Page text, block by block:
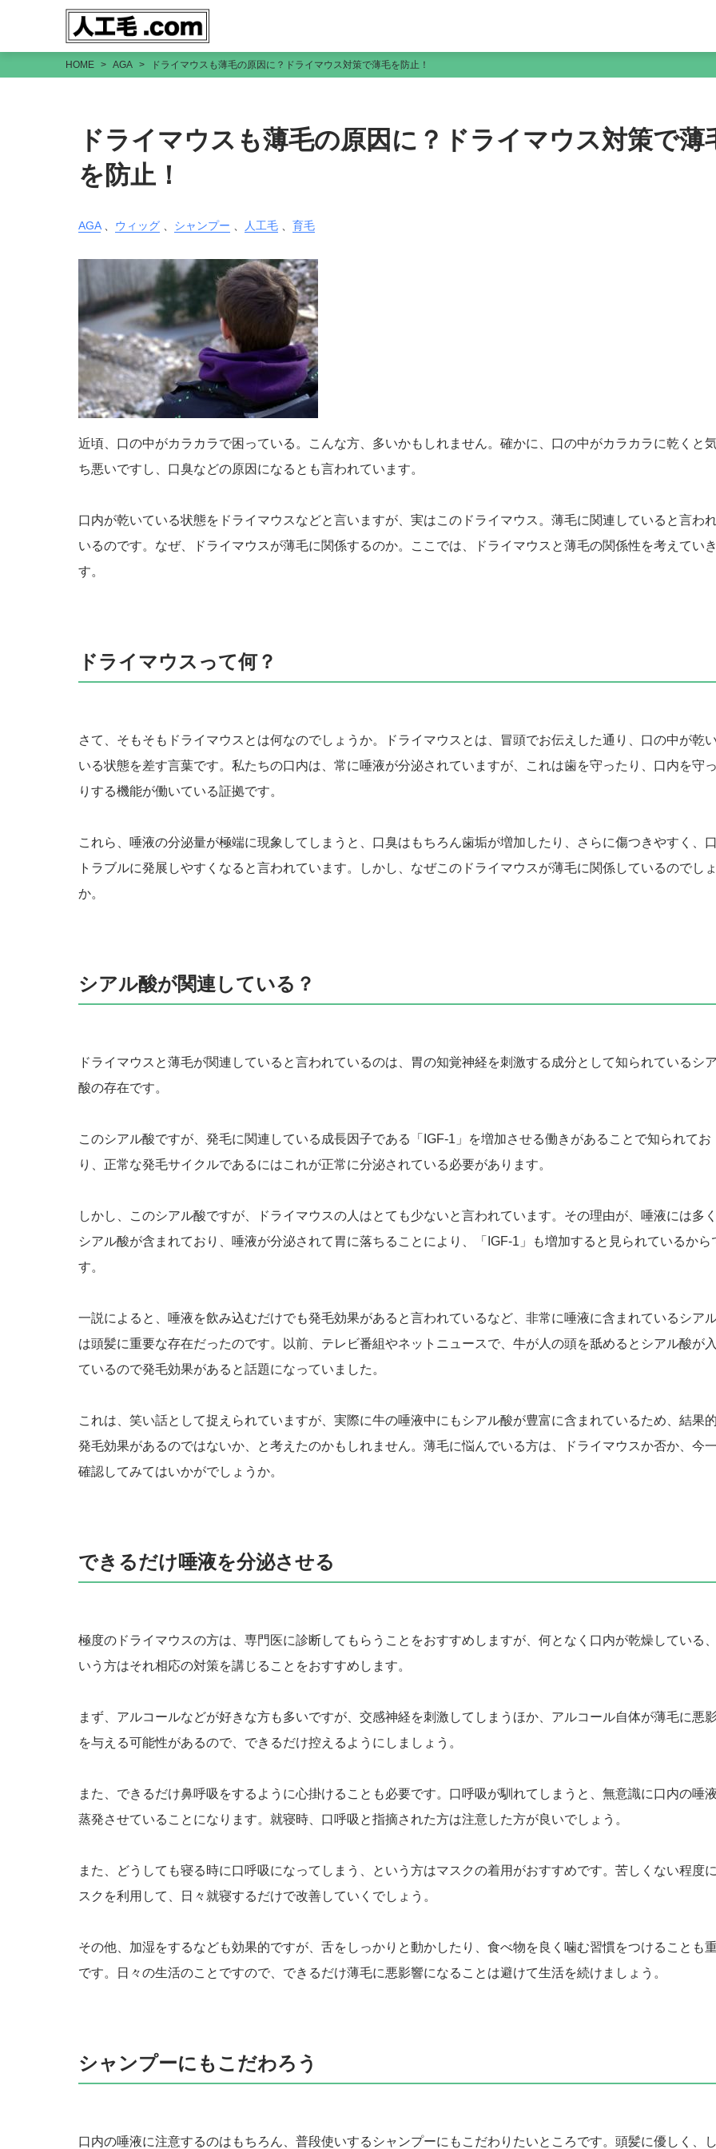
HOME AGA ドライマウスも薄毛の原因に？ドライマウス対策で薄毛を防止！
ドライマウスも薄毛の原因に？ドライマウス対策で薄
を防止！
AGA、 ウィッグ シャンプー 人工毛 育毛
近頃、口の中がカラカラで困っている。こんな方、多いかもしれません。確かに、口の中がカラカラに乾くと
ち悪いですし、口臭などの原因になるとも言われています。
口内が乾いている状態をドライマウスなどと言いますが、実はこのドライマウス。薄毛に関連していると言わ
いるのです。なぜ、ドライマウスが薄毛に関係するのか。ここでは、ドライマウスと薄毛の関係性を考えてい
す。
ドライマウスって何？
さて、そもそもドライマウスとは何なのでしょうか。ドライマウスとは、冒頭でお伝えした通り、口の中が乾
いる状態を差す言葉です。私たちの口内は、常に唾液が分泌されていますが、これは歯を守ったり、口内を守
りする機能が働いている証拠です。
これら、唾液の分泌量が極端に現象してしまうと、口臭はもちろん歯垢が増加したり、さらに傷つきやすく、
トラブルに発展しやすくなると言われています。しかし、なぜこのドライマウスが薄毛に関係しているのでし
か。
シアル酸が関連している？
ドライマウスと薄毛が関連していると言われているのは、胃の知覚神経を刺激する成分として知られているシ
酸の存在です。
このシアル酸ですが、発毛に関連している成長因子である「IGF-1」を増加させる働きがあることで知られてお
り、正常な発毛サイクルであるにはこれが正常に分泌されている必要があります。
しかし、このシアル酸ですが、ドライマウスの人はとても少ないと言われています。その理由が、唾液には多
シアル酸が含まれており、唾液が分泌されて胃に落ちることにより、「IGF-1」も増加すると見られているから
す。
一説によると、唾液を飲み込むだけでも発毛効果があると言われているなど、非常に唾液に含まれているシア
は頭髪に重要な存在だったのです。以前、テレビ番組やネットニュースで、牛が人の頭を舐めるとシアル酸が
ているので発毛効果があると話題になっていました。
これは、笑い話として捉えられていますが、実際に牛の唾液中にもシアル酸が豊富に含まれているため、結果
発毛効果があるのではないか、と考えたのかもしれません。薄毛に悩んでいる方は、ドライマウスか否か、今
確認してみてはいかがでしょうか。
できるだけ唾液を分泌させる
極度のドライマウスの方は、専門医に診断してもらうことをおすすめしますが、何となく口内が乾燥している
いう方はそれ相応の対策を講じることをおすすめします。
まず、アルコールなどが好きな方も多いですが、交感神経を刺激してしまうほか、アルコール自体が薄毛に悪
を与える可能性があるので、できるだけ控えるようにしましょう。
また、できるだけ鼻呼吸をするように心掛けることも必要です。口呼吸が馴れてしまうと、無意識に口内の唾
蒸発させていることになります。就寝時、口呼吸と指摘された方は注意した方が良いでしょう。
また、どうしても寝る時に口呼吸になってしまう、という方はマスクの着用がおすすめです。苦しくない程度
スクを利用して、日々就寝するだけで改善していくでしょう。
その他、加湿をするなども効果的ですが、舌をしっかりと動かしたり、食べ物を良く噛む習慣をつけることも
です。日々の生活のことですので、できるだけ薄毛に悪影響になることは避けて生活を続けましょう。
シャンプーにもこだわろう
口内の唾液に注意するのはもちろん、普段使いするシャンプーにもこだわりたいところです。頭髪に優しく、